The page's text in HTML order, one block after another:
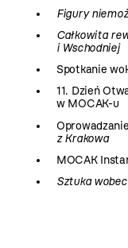
Figury
Całkowita
i Wschodniej
Spotkanie
11. Dzień
w MOCAK-u
z Krakowa
MOCAK
Sztuka